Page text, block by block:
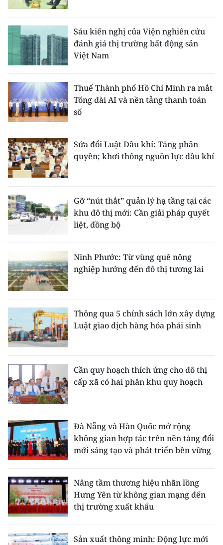
Sáu kiến nghị của Viện nghiên cứu
đánh giá thị trường bất động sản
Việt Nam
Thuế Thành phố Hồ Chí Minh ra mắt
Tổng đài AI và nền tảng thanh toán
số
Sửa đổi Luật Dầu khí: Tăng phân
quyền; khơi thông nguồn lực dầu khí
Gỡ “nút thắt” quản lý hạ tầng tại các
khu đô thị mới: Cần giải pháp quyết
liệt, đồng bộ
Ninh Phước: Từ vùng quê nông
nghiệp hướng đến đô thị tương lai
Thông qua 5 chính sách lớn xây dựng
Luật giao dịch hàng hóa phái sinh
Cần quy hoạch thích ứng cho đô thị
cấp xã có hai phân khu quy hoạch
Đà Nẵng và Hàn Quốc mở rộng
không gian hợp tác trên nền tảng đổi
mới sáng tạo và phát triển bền vững
Nâng tầm thương hiệu nhãn lồng
Hưng Yên từ không gian mạng đến
thị trường xuất khẩu
Sản xuất thông minh: Động lực mới